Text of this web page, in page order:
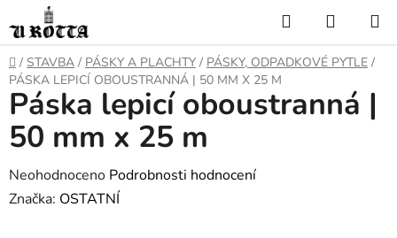
na
obsah
Hledat
KOŠÍK
DOMŮ
/ STAVBA / PÁSKY A PLACHTY / PÁSKY, ODPADKOVÉ PYTLE /
PÁSKA LEPICÍ OBOUSTRANNÁ | 50 MM X 25 M
Páska lepicí oboustranná |
50 mm x 25 m
Průměrné
hodnocení
Neohodnoceno Podrobnosti hodnocení
Značka: OSTATNÍ